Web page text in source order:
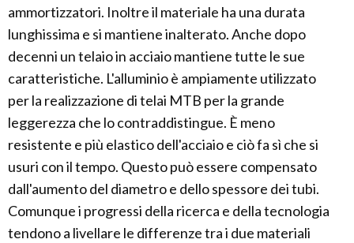
ammortizzatori. Inoltre il materiale ha una durata
lunghissima e si mantiene inalterato. Anche dopo
decenni un telaio in acciaio mantiene tutte le sue
caratteristiche. L'alluminio è ampiamente utilizzato
per la realizzazione di telai MTB per la grande
leggerezza che lo contraddistingue. È meno
resistente e più elastico dell'acciaio e ciò fa sì che si
usuri con il tempo. Questo può essere compensato
dall'aumento del diametro e dello spessore dei tubi.
Comunque i progressi della ricerca e della tecnologia
tendono a livellare le differenze tra i due materiali